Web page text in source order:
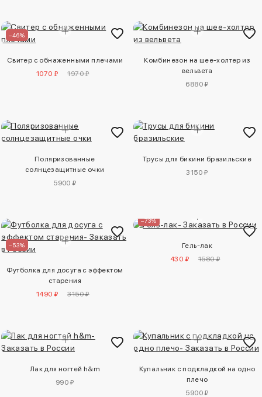
–46%
Свитер с обнаженными плечами
1070 ₽
1970 ₽
Комбинезон на шее-холтер из
вельвета
6880 ₽
Поляризованные
солнцезащитные очки
5900 ₽
Трусы для бикини бразильские
3150 ₽
–53%
Футболка для досуга с эффектом
старения
1490 ₽
3150 ₽
–73%
Гель-лак
430 ₽
1580 ₽
Лак для ногтей h&m
990 ₽
Купальник с подкладкой на одно
плечо
5900 ₽